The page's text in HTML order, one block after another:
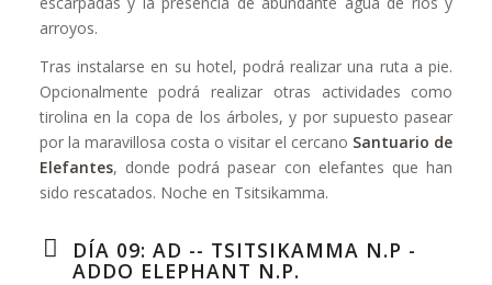
arroyos.
Tras instalarse en su hotel, podrá realizar una ruta a pie.
Opcionalmente podrá realizar otras actividades como
tirolina en la copa de los árboles, y por supuesto pasear
por la maravillosa costa o visitar el cercano Santuario de
Elefantes, donde podrá pasear con elefantes que han
sido rescatados. Noche en Tsitsikamma.
DÍA 09: AD -- TSITSIKAMMA N.P -
ADDO ELEPHANT N.P.